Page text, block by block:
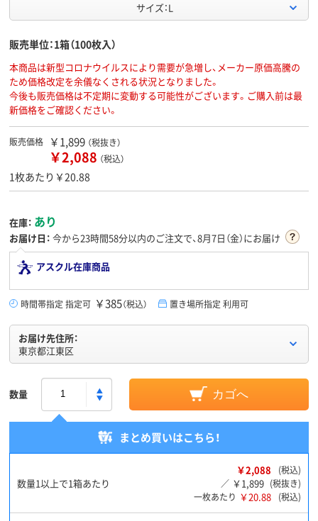
サイズ：L
販売単位：1箱（100枚入）
本商品は新型コロナウイルスにより需要が急増し、メーカー原価高騰の
ため価格改定を余儀なくされる状況となりました。
今後も販売価格は不定期に変動する可能性がございます。ご購入前は最
新価格をご確認ください。
販売価格 ￥1,899 （税抜き）
￥2,088 （税込）
1枚あたり￥20.88
在庫： あり
お届け日： 今から23時間58分以内のご注文で、8月7日（金）にお届け
アスクル在庫商品
時間帯指定 指定可 ￥385（税込） 置き場所指定 利用可
お届け先住所：
東京都江東区
数量 カゴへ
まとめ買いはこちら！
数量1以上で1箱あたり
￥2,088
(税込)
／ ￥1,899 (税抜き)
一枚あたり ￥20.88 (税込)